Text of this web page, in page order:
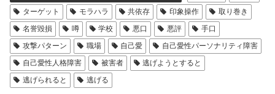
ターゲット
モラハラ 共依存 印象操作
取り巻き
名誉毀損
噂 学校 悪口 悪評
手口
攻撃パターン
職場 自己愛
自己愛性パーソナリティ障害
自己愛性人格障害
被害者
逃げようとすると
逃げられると
逃げる